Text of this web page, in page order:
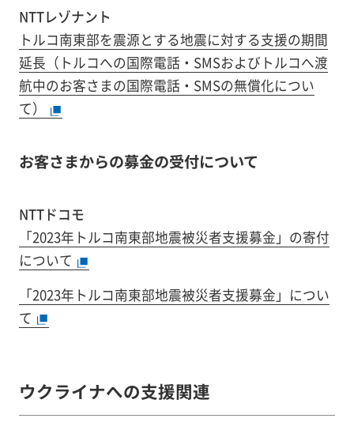
NTTレゾナント
トルコ南東部を震源とする地震に対する支援の期間
延長 （トルコへの国際電話・SMSおよびトルコへ渡
航中のお客さまの国際電話・SMSの無償化につい
て）
お客さまからの募金の受付について
NTTドコモ
「2023年トルコ南東部地震被災者支援募金」の寄付
について
「2023年トルコ南東部地震被災者支援募金」につい
て
ウクライナへの支援関連